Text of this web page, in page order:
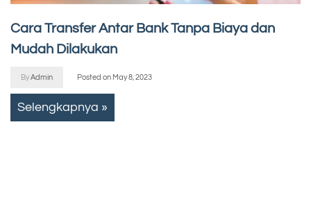
Cara Transfer Antar Bank Tanpa Biaya dan
Mudah Dilakukan
ByAdmin Posted on May 8, 2023
Selengkapnya »